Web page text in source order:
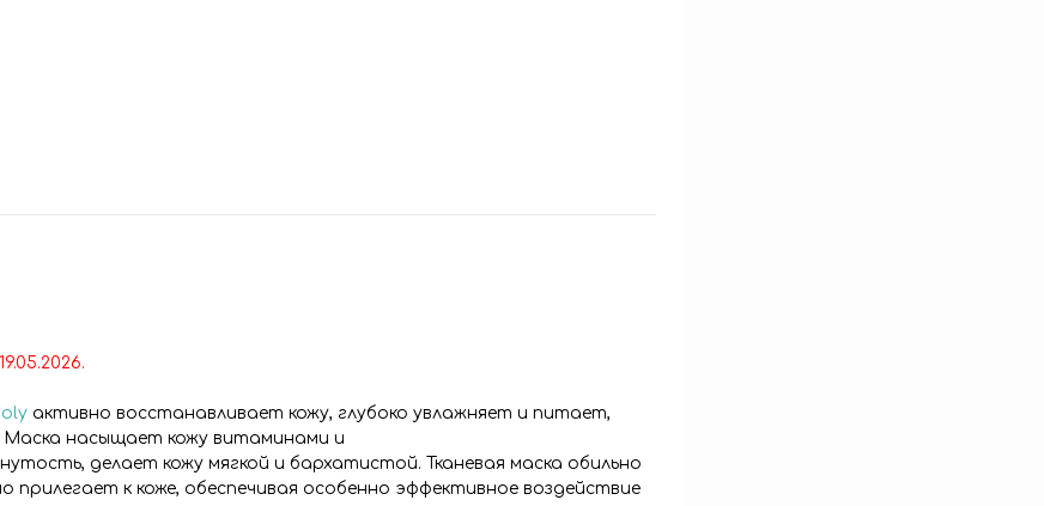
.05.2026.
активно восстанавливает кожу, глубоко увлажняет и питает,
насыщает кожу витаминами и
делает кожу мягкой и бархатистой. Тканевая маска обильно
к коже, обеспечивая особенно эффективное воздействие